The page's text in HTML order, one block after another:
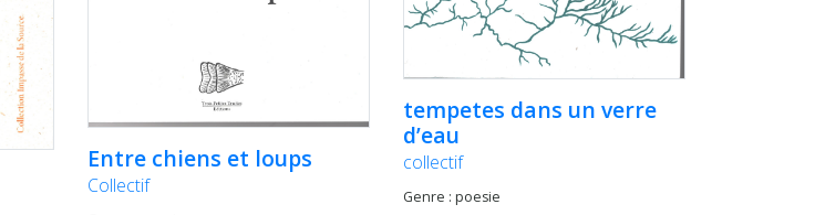
Entre chiens et loups
Collectif
tempetes dans un verre
d’eau
collectif
Genre : poesie